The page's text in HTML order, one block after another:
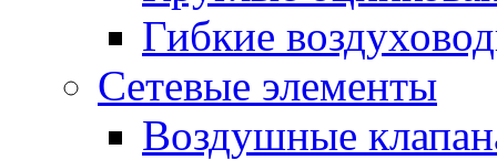
Гибкие
Сетевые элементы
Воздушные